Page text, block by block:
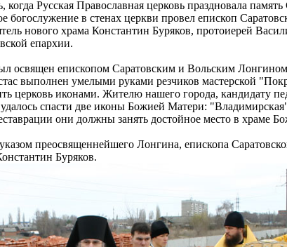
когда Русская Православная церковь праздновала
богослужение в стенах церкви провел епископ
нового храма Константин Буряков, протоиерей
епархии.
освящен епископом Саратовским и Вольским
выполнен умелыми руками резчиков мастерской
церковь иконами. Жителю нашего города, кандидату
спасти две иконы Божией Матери:
они должны занять достойное место в храме
преосвященнейшего Лонгина, епископа
Буряков.